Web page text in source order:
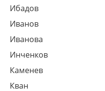
Ибадов
Иванов
Иванова
Инченков
Каменев
Кван